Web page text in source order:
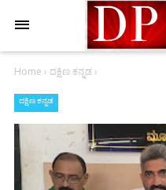
Home › ದಕ್ಷಿಣ ಕನ್ನಡ›
ದಕ್ಷಿಣ ಕನ್ನಡ